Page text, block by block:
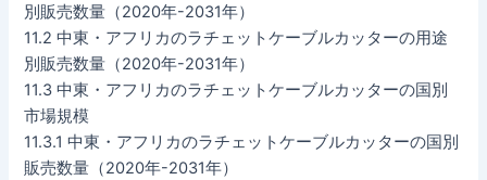
別販売数量（2020年-2031年）
11.2 中東・アフリカのラチェットケーブルカッターの用途
別販売数量（2020年-2031年）
11.3 中東・アフリカのラチェットケーブルカッターの国別
市場規模
11.3.1 中東・アフリカのラチェットケーブルカッターの国別
販売数量（2020年-2031年）